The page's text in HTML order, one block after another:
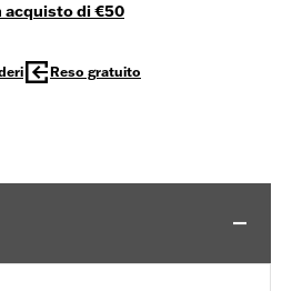
acquisto di €50
Reso gratuito